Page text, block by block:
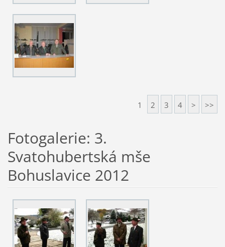
1 2 3 4 > >>
Fotogalerie: 3.
Svatohubertská mše
Bohuslavice 2012